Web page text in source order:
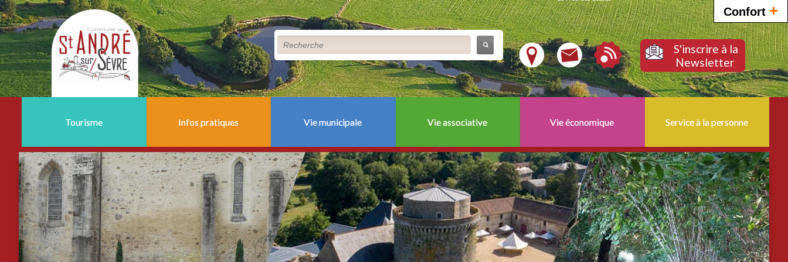
Confort +
Tourisme Infos pratiques Vie municipale Vie associative Vie économique Service à la personne
S'inscrire à la
Newsletter